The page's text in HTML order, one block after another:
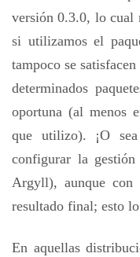
versión 0.3.0, lo cual
si utilizamos el
tampoco se
determinados
oportuna (al menos
que utilizo). ¡O
configurar la
Argyll), aunque con
resultado final; esto
En aquellas